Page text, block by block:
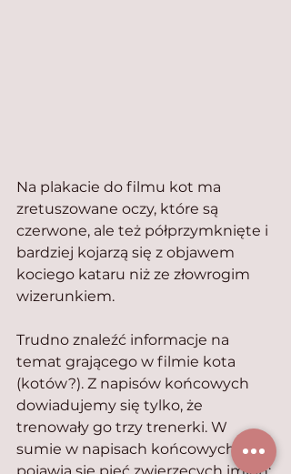
Na plakacie do filmu kot ma
zretuszowane oczy, które są
czerwone, ale też półprzymknięte i
bardziej kojarzą się z objawem
kociego kataru niż ze złowrogim
wizerunkiem.
Trudno znaleźć informacje na
temat grającego w filmie kota
(kotów?). Z napisów końcowych
dowiadujemy się tylko, że
trenowały go trzy trenerki. W
sumie w napisach końcowych
pojawia się pięć zwierzęcych imion: